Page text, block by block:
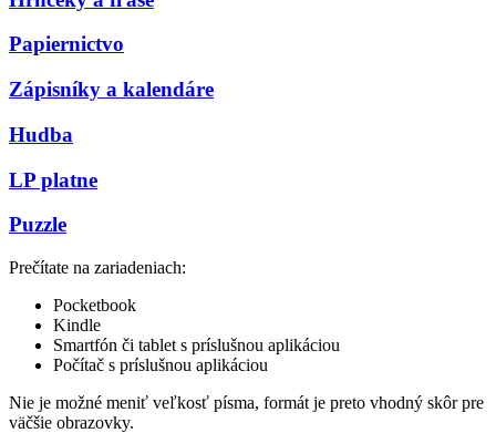
Papiernictvo
Zápisníky a kalendáre
Hudba
LP platne
Puzzle
Prečítate na zariadeniach:
Pocketbook
Kindle
Smartfón či tablet s príslušnou aplikáciou
Počítač s príslušnou aplikáciou
Nie je možné meniť veľkosť písma, formát je preto vhodný skôr pre
väčšie obrazovky.